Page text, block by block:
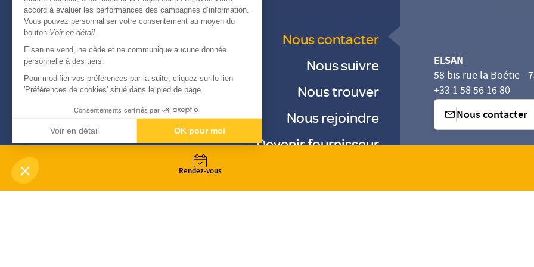
accord à évaluer les performances des campagnes d’information.
Vous pouvez personnaliser votre consentement au moyen du
bouton Voir en détail
Elsan ne vend, ne cède et ne communique aucune donnée
personnelle à des tiers.
Pour modifier vos préférences par la suite, cliquez sur le lien
'Préférences de cookies' situé dans le pied de page.
Consentements certifiés par
Voir en détail OK pour moi
Notre plateforme vous permet d'adapter et de gérer vos paramètres de confidentialité, en garantissant la
Rendez-vous
Nous contacter
Nous suivre
Nous trouver
Nous rejoindre
Devenir fournisseur
ELSAN
58 bis rue la Boétie -
+33 1 58 56 16 80
Nous contacter
Mentions Légales-Données personnelles